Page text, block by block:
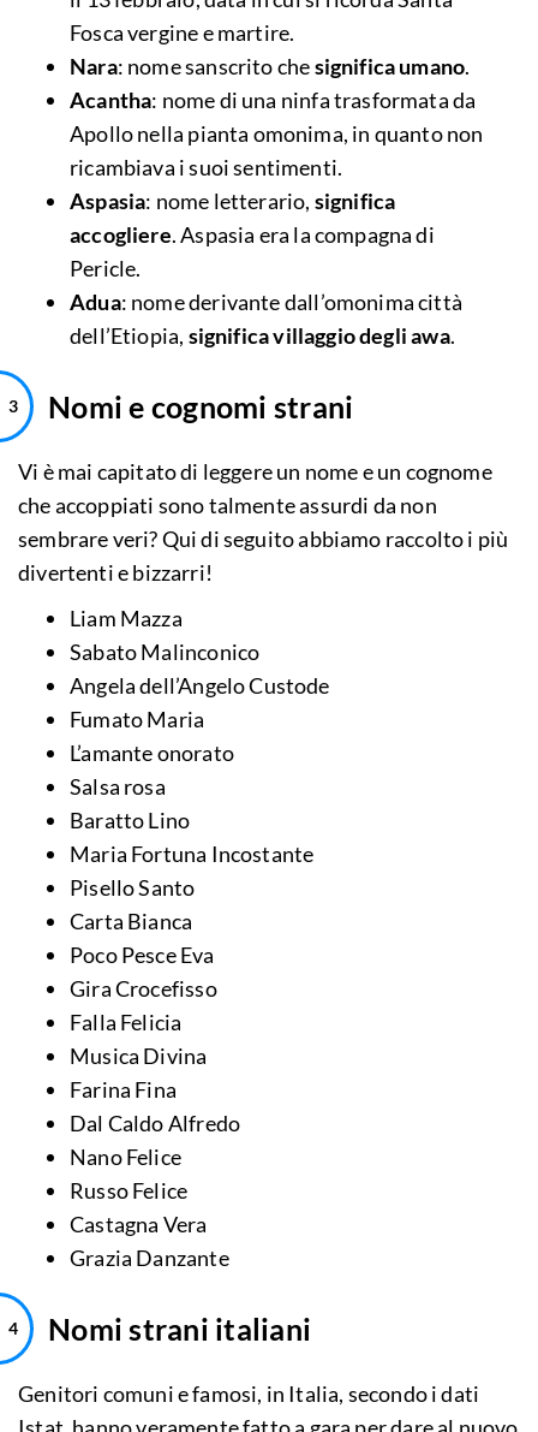
Fosca vergine e martire.
Nara: nome sanscrito chesignifica umano.
Acantha: nome di una ninfa trasformata da
Apollo nella pianta omonima, in quanto non
ricambiava i suoi sentimenti.
Aspasia: nome letterario, significa
accogliere. Aspasia era la compagna di
Pericle.
Adua: nome derivante dall’omonima città
dell’Etiopia, significa villaggio degli awa.
Nomi e cognomi strani
Vi è mai capitato di leggere un nome e un cognome
che accoppiati sono talmente assurdi da non
sembrare veri? Qui di seguito abbiamo raccolto i più
divertenti e bizzarri!
Liam Mazza
Sabato Malinconico
Angela dell’Angelo Custode
Fumato Maria
L’amante onorato
Salsa rosa
Baratto Lino
Maria Fortuna Incostante
Pisello Santo
Carta Bianca
Poco Pesce Eva
Gira Crocefisso
Falla Felicia
Musica Divina
Farina Fina
Dal Caldo Alfredo
Nano Felice
Russo Felice
Castagna Vera
Grazia Danzante
Nomi strani italiani
Genitori comuni e famosi, in Italia, secondo i dati
Istat, hanno veramente fatto a gara per dare al nuovo